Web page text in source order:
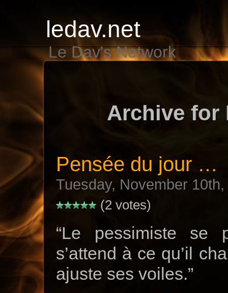
ledav.net
Le Dav's Network
Archive for
Pensée du jour …
Tuesday, November
(2 votes)
“Le pessimiste se
s’attend à ce qu’il
ajuste ses voiles.”